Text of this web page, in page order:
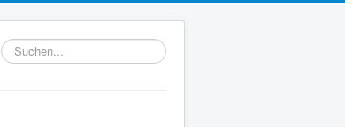
Suchen...